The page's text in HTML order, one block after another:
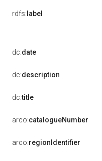
rdfs: label
dc:date
dc:description
dc:title
arco:catalogueNumber
arco:regionIdentifier